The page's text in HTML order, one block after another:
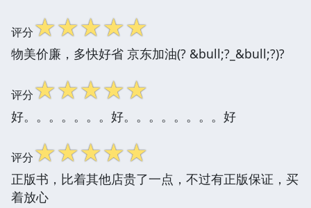
评分☆☆☆☆☆
物美价廉，多快好省 京东加油(? &bull;?_&bull;?)?
评分☆☆☆☆☆
好。。。。。。。好。。。。。。。。好
评分☆☆☆☆☆
正版书，比着其他店贵了一点，不过有正版保证，买
着放心